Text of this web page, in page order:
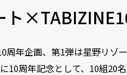
ト
周年企画、第1弾は星野リゾ
10周年記念として、10組20